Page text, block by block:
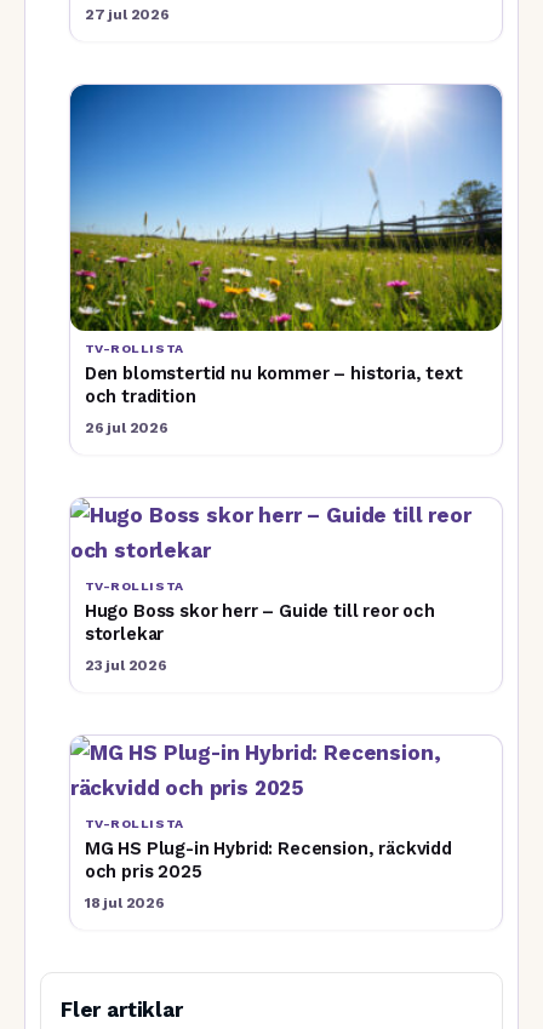
27 jul 2026
TV-ROLLISTA
Den blomstertid nu kommer – historia, text
och tradition
26 jul 2026
TV-ROLLISTA
Hugo Boss skor herr – Guide till reor och
storlekar
23 jul 2026
TV-ROLLISTA
MG HS Plug-in Hybrid: Recension, räckvidd
och pris 2025
18 jul 2026
Fler artiklar